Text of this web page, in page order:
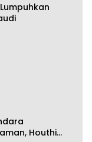
Houthi